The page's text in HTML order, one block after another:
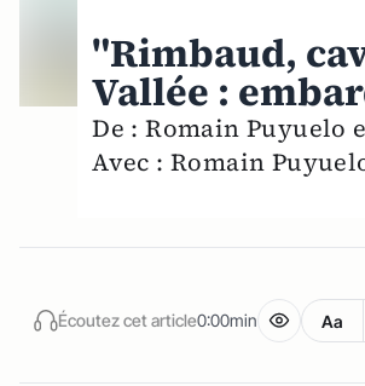
"Rimbaud,
Vallée :
De : Romain Puyuelo
Avec : Romain
Écoutez cet article0:00min Aa